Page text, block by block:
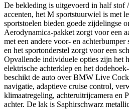
De bekleding is uitgevoerd in half stof
accenten, het M sportstuurwiel is met
sportstoelen bieden goede zijdelingse
Aerodynamica-pakket zorgt voor een
met een andere voor- en achterbumper
en het sportonderstel zorgt voor een
Opvallende individuele opties zijn het
elektrische achterklep en het
beschikt de auto over BMW Live
navigatie, adaptieve cruise control,
klimaatregeling, achteruitrijcamera en
achter. De lak is Saphirschwarz